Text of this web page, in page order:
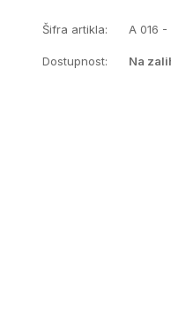
Šifra artikla: A 016 -
Dostupnost: Na